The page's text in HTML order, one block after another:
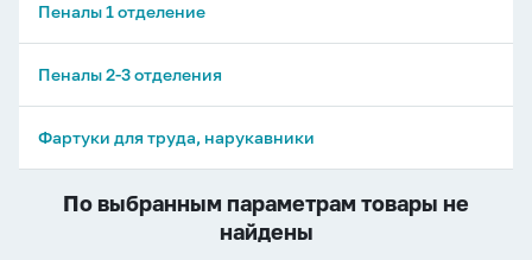
Пеналы 1 отделение
Пеналы 2-3 отделения
Фартуки для труда, нарукавники
По выбранным параметрам товары не
найдены